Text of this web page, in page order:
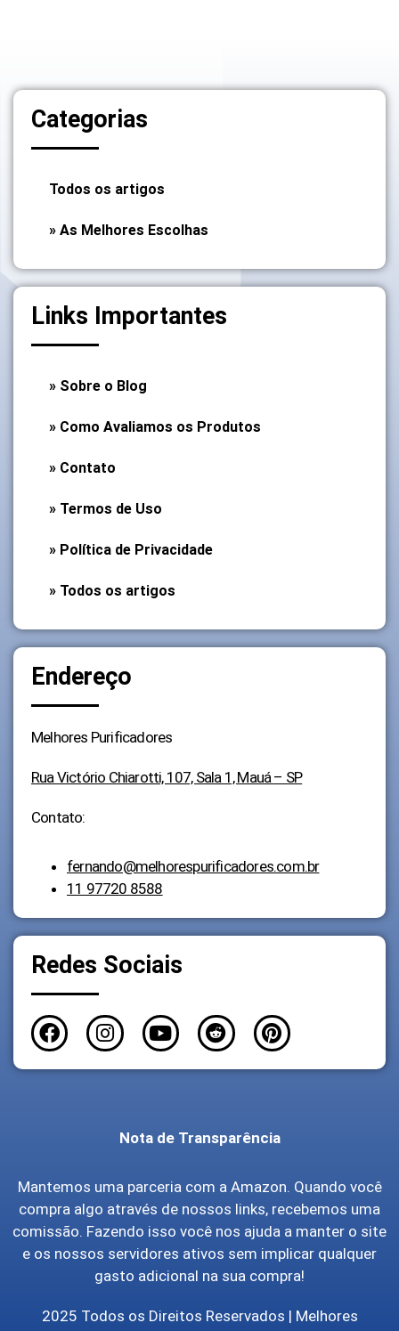
Categorias
Todos os artigos
» As Melhores Escolhas
Links Importantes
» Sobre o Blog
» Como Avaliamos os Produtos
» Contato
» Termos de Uso
» Política de Privacidade
» Todos os artigos
Endereço
Melhores Purificadores
Rua Victório Chiarotti, 107, Sala 1, Mauá – SP
Contato:
fernando@melhorespurificadores.com.br
11 97720 8588
Redes Sociais
Nota de Transparência
Mantemos uma parceria com a Amazon. Quando você
compra algo através de nossos links, recebemos uma
comissão. Fazendo isso você nos ajuda a manter o site
e os nossos servidores ativos sem implicar qualquer
gasto adicional na sua compra!
2025 Todos os Direitos Reservados | Melhores